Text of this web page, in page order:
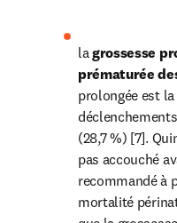
la grossesse
prématurée
prolongée est
(28,7 %) [7].
pas accouché
recommandé à
mortalité